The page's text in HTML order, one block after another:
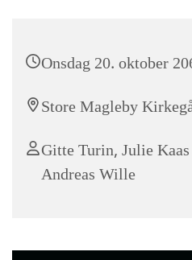
Onsdag 20. oktober
Store Magleby
Gitte Turin, Julie
Andreas Wille